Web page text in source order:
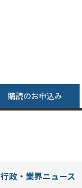
購読のお申込み
行政・業界ニュース